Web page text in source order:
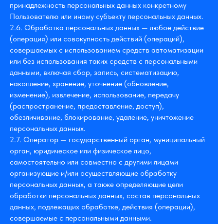
принадлежность персональных данных конкретному
Пользователю или иному субъекту персональных данных.
2.6. Обработка персональных данных — любое действие
(операция) или совокупность действий (операций),
совершаемых с использованием средств автоматизации
или без использования таких средств с персональными
данными, включая сбор, запись, систематизацию,
накопление, хранение, уточнение (обновление,
изменение), извлечение, использование, передачу
(распространение, предоставление, доступ),
обезличивание, блокирование, удаление, уничтожение
персональных данных.
2.7. Оператор — государственный орган, муниципальный
орган, юридическое или физическое лицо,
самостоятельно или совместно с другими лицами
организующие и/или осуществляющие обработку
персональных данных, а также определяющие цели
обработки персональных данных, состав персональных
данных, подлежащих обработке, действия (операции),
совершаемые с персональными данными.